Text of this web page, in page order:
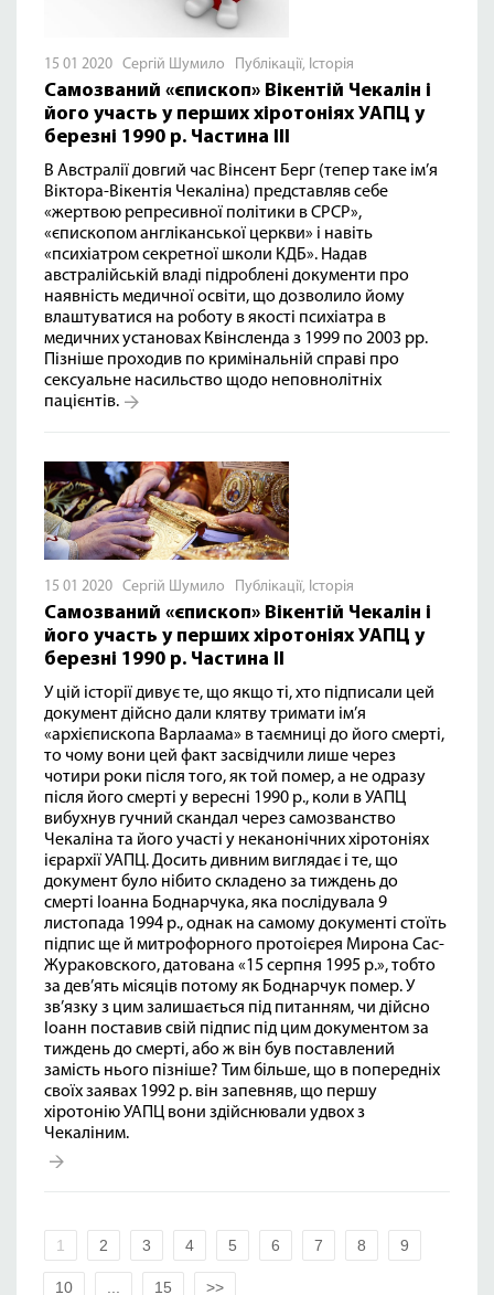
15 01 2020 Сергій Шумило Публікації, Історія
Самозваний «єпископ» Вікентій Чекалін і
його участь у перших хіротоніях УАПЦ у
березні 1990 р. Частина ІІІ
В Австралії довгий час Вінсент Берг (тепер таке ім’я
Віктора-Вікентія Чекаліна) представляв себе
«жертвою репресивної політики в СРСР»,
«єпископом англіканської церкви» і навіть
«психіатром секретної школи КДБ». Надав
австралійській владі підроблені документи про
наявність медичної освіти, що дозволило йому
влаштуватися на роботу в якості психіатра в
медичних установах Квінсленда з 1999 по 2003 рр.
Пізніше проходив по кримінальній справі про
сексуальне насильство щодо неповнолітніх
пацієнтів.
15 01 2020 Сергій Шумило Публікації, Історія
Самозваний «єпископ» Вікентій Чекалін і
його участь у перших хіротоніях УАПЦ у
березні 1990 р. Частина ІІ
У цій історії дивує те, що якщо ті, хто підписали цей
документ дійсно дали клятву тримати ім’я
«архієпископа Варлаама» в таємниці до його смерті,
то чому вони цей факт засвідчили лише через
чотири роки після того, як той помер, а не одразу
після його смерті у вересні 1990 р., коли в УАПЦ
вибухнув гучний скандал через самозванство
Чекаліна та його участі у неканонічних хіротоніях
ієрархії УАПЦ. Досить дивним виглядає і те, що
документ було нібито складено за тиждень до
смерті Іоанна Боднарчука, яка послідувала 9
листопада 1994 р., однак на самому документі стоїть
підпис ще й митрофорного протоієрея Мирона Сас-
Жураковского, датована «15 серпня 1995 р.», тобто
за дев’ять місяців потому як Боднарчук помер. У
зв’язку з цим залишається під питанням, чи дійсно
Іоанн поставив свій підпис під цим документом за
тиждень до смерті, або ж він був поставлений
замість нього пізніше? Тим більше, що в попередніх
своїх заявах 1992 р. він запевняв, що першу
хіротонію УАПЦ вони здійснювали удвох з
Чекаліним.
1 2 3 4 5 6 7 8 9
10 15 >>